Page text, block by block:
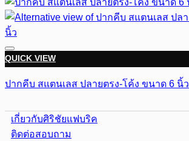
QUICK VIEW
ปากคีบ สแตนเลส ปลายตรง-โค้ง ขนาด 6 นิ้ว
เกี่ยวกับศิริชัยแฟบริค
ติดต่อสอบถาม